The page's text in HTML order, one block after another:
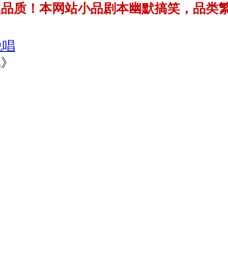
质！本网站小品剧本幽默搞笑，品类